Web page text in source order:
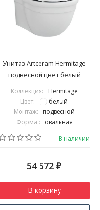
Унитаз Artceram Hermitage
подвесной цвет белый
Коллекция:
Hermitage
Цвет:
белый
Монтаж:
подвесной
Форма :
овальная
В наличии
54 572 ₽
В корзину